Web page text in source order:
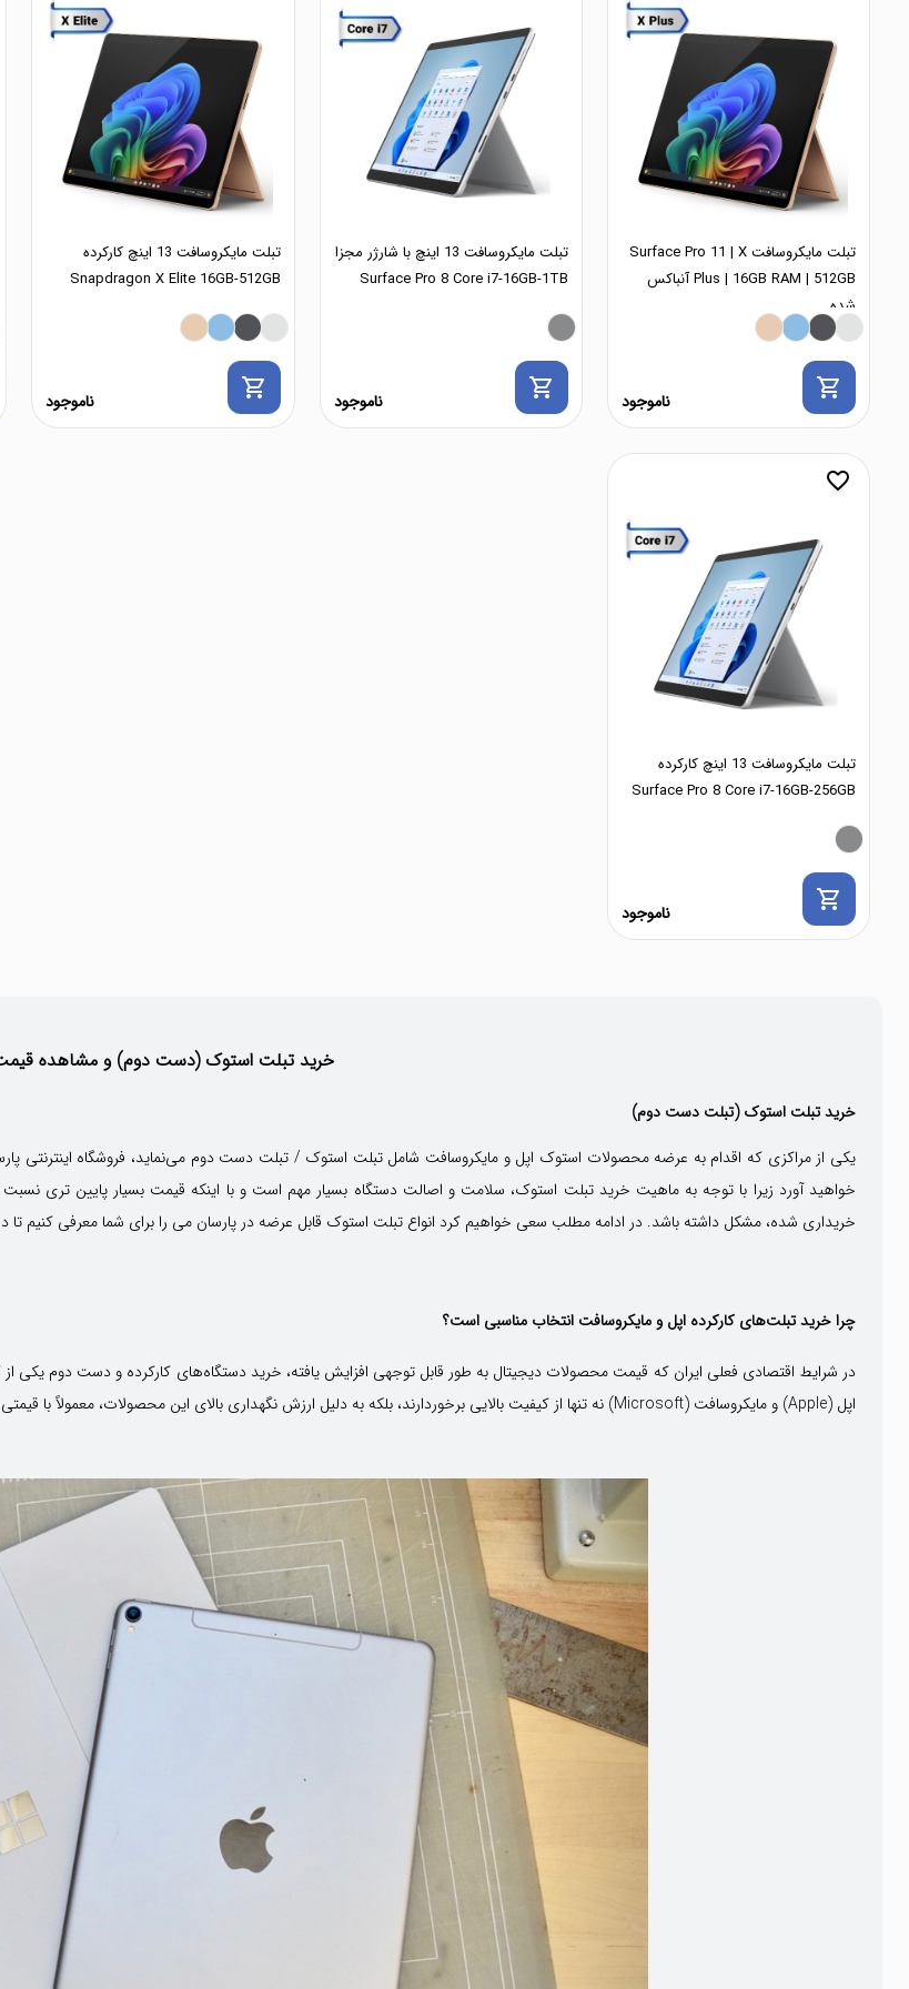
تبلت مایکروسافت Surface Pro 11 | X
Plus | 16GB RAM | 512GB آنباکس
شده
ناموجود
shopping_cart
تبلت مایکروسافت 13 اینچ با شارژر مجزا
Surface Pro 8 Core i7-16GB-1TB
ناموجود
shopping_cart
تبلت مایکروسافت 13 اینچ کارکرده
Snapdragon X Elite 16GB-512GB
ناموجود
shopping_cart
favorite_border
تبلت مایکروسافت 13 اینچ کارکرده
Surface Pro 8 Core i7-16GB-256GB
ناموجود
shopping_cart
خرید تبلت استوک (دست دوم) و مشاهده
خرید تبلت استوک (تبلت دست دوم)
یکی از مراکزی که اقدام به عرضه محصولات استوک اپل و مایکروسافت شامل تبلت استوک / تبلت دست دوم می‌نماید، فروشگاه اینترنتی
خواهید آورد زیرا با توجه به ماهیت خرید تبلت استوک، سلامت و اصالت دستگاه بسیار مهم است و با اینکه قیمت بسیار پایین تری نسبت
خریداری شده، مشکل داشته باشد. در ادامه مطلب سعی خواهیم کرد انواع تبلت استوک قابل عرضه در پارسان می را برای شما معرفی کنیم تا
چرا خرید تبلت‌های کارکرده اپل و مایکروسافت انتخاب مناسبی است؟
در شرایط اقتصادی فعلی ایران که قیمت محصولات دیجیتال به طور قابل توجهی افزایش یافته، خرید دستگاه‌های کارکرده و دست دوم یکی
اپل (Apple) و مایکروسافت (Microsoft) نه تنها از کیفیت بالایی برخوردارند، بلکه به دلیل ارزش نگهداری بالای این محصولات، معمولاً با قیمتی مناسب‌تر نسبت به مدل‌های نو قابل تهیه هستند.